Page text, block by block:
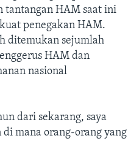
tantangan HAM saat ini
penegakan HAM.
ditemukan sejumlah
HAM dan
nasional
dari sekarang, saya
mana orang-orang yang